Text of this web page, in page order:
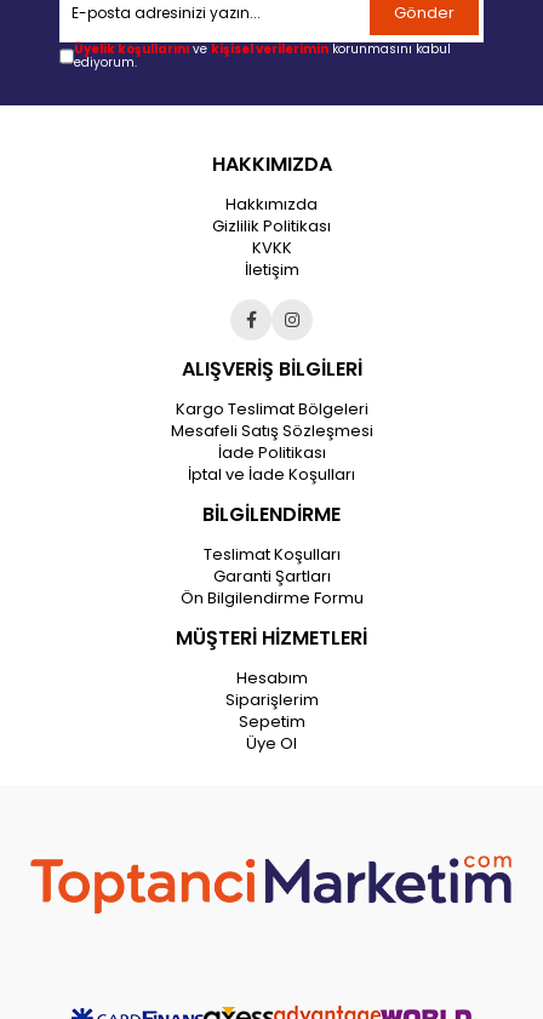
Gönder
Üyelik koşullarını ve kişisel verilerimin korunmasını kabul
ediyorum.
HAKKIMIZDA
Hakkımızda
Gizlilik Politikası
KVKK
İletişim
ALIŞVERİŞ BİLGİLERİ
Kargo Teslimat Bölgeleri
Mesafeli Satış Sözleşmesi
İade Politikası
İptal ve İade Koşulları
BİLGİLENDİRME
Teslimat Koşulları
Garanti Şartları
Ön Bilgilendirme Formu
MÜŞTERİ HİZMETLERİ
Hesabım
Siparişlerim
Sepetim
Üye Ol